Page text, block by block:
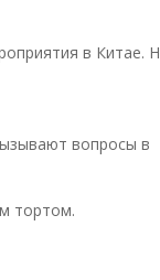
в Китае.
вопросы в
тортом.